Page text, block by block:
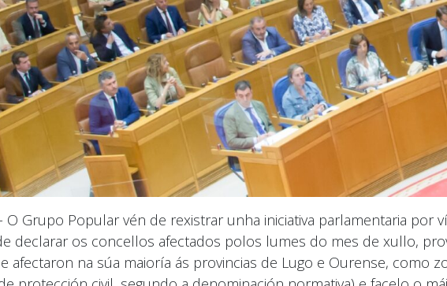
O Grupo Popular vén de rexistrar unha iniciativa parlamentaria por
declarar os concellos afectados polos lumes do mes de xullo,
afectaron na súa maioría ás provincias de Lugo e Ourense, como